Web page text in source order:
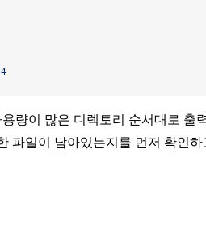
량이 많은 디렉토리 순서대로
파일이 남아있는지를 먼저 확인